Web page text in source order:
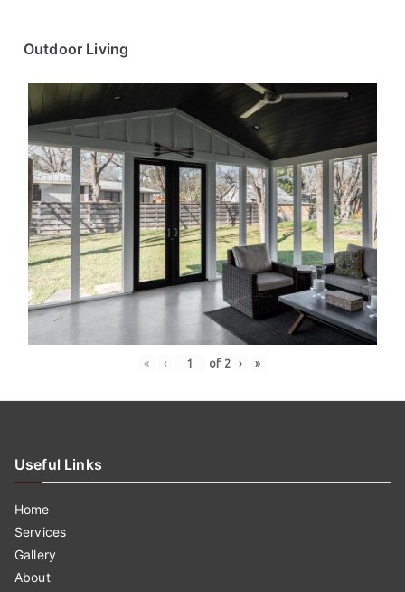
Outdoor Living
« ‹ of 2 › »
Useful Links
Home
Services
Gallery
About